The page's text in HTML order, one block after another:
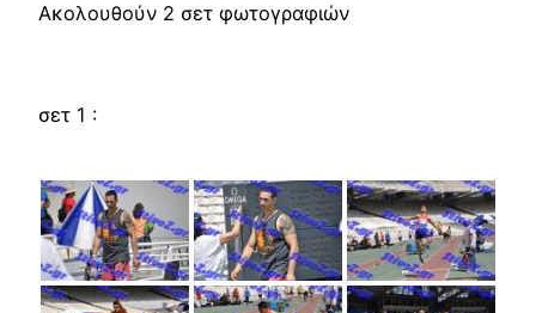
Ακολουθούν 2 σετ φωτογραφιών
σετ 1 :